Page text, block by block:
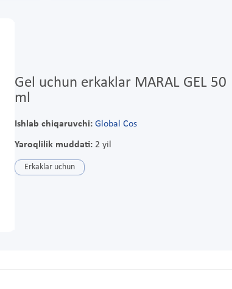
Gel uchun erkaklar MARAL GEL 50
ml
Ishlab chiqaruvchi: Global Cos
Yaroqlilik muddati:2 yil
Erkaklar uchun